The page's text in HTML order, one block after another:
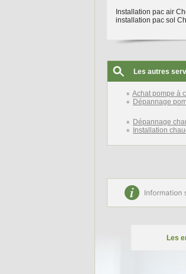
Installation pac air
installation pac sol
Les autres
Achat pompe à
Dépannage
Dépannage
Installation
Les